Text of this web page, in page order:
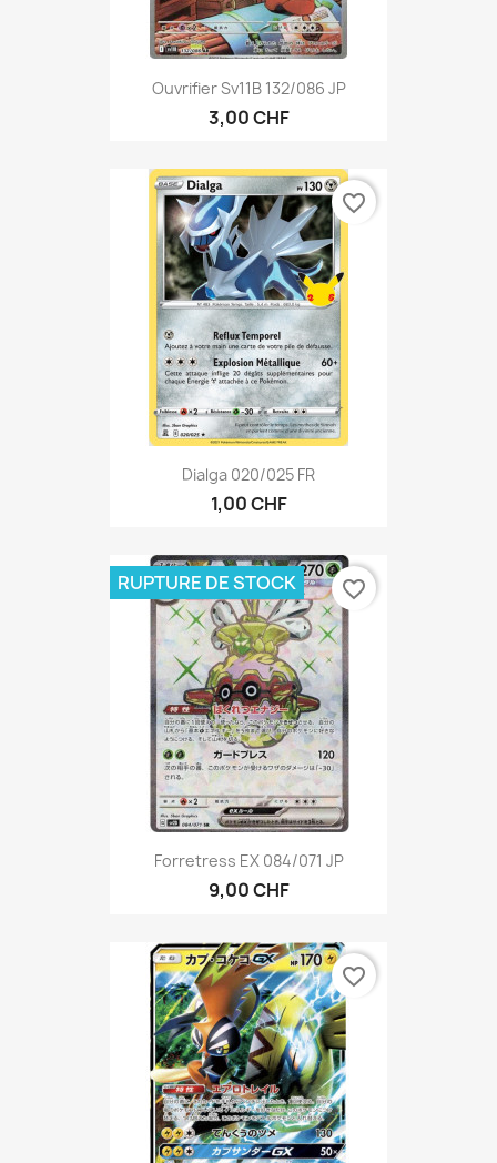
Ouvrifier Sv11B 132/086 JP
3,00 CHF
Dialga 020/025 FR
1,00 CHF
favorite_border
Forretress EX 084/071 JP
9,00 CHF
RUPTURE DE STOCK favorite_border
favorite_border